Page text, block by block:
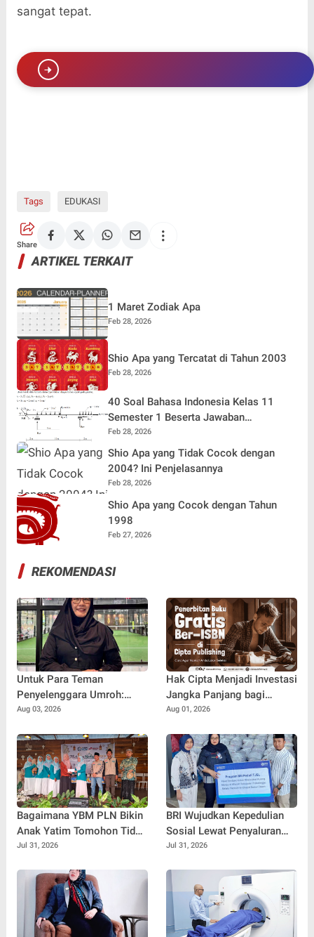
sangat tepat.
Tags EDUKASI
Share
ARTIKEL TERKAIT
1 Maret Zodiak Apa
Feb 28, 2026
Shio Apa yang Tercatat di Tahun 2003
Feb 28, 2026
40 Soal Bahasa Indonesia Kelas 11
Semester 1 Beserta Jawaban
Terlengkap
Feb 28, 2026
Shio Apa yang Tidak Cocok dengan
2004? Ini Penjelasannya
Feb 28, 2026
Shio Apa yang Cocok dengan Tahun
1998
Feb 27, 2026
REKOMENDASI
Untuk Para Teman
Penyelenggara Umroh:
Jangan Sampai Tertipu
Aug 03, 2026
Hak Cipta Menjadi Investasi
Jangka Panjang bagi
Penulis Buku
Aug 01, 2026
Bagaimana YBM PLN Bikin
Anak Yatim Tomohon Tidak
Tertinggal di Tahun Ajaran
Jul 31, 2026
BRI Wujudkan Kepedulian
Sosial Lewat Penyaluran
Paket Sembako di
Jul 31, 2026